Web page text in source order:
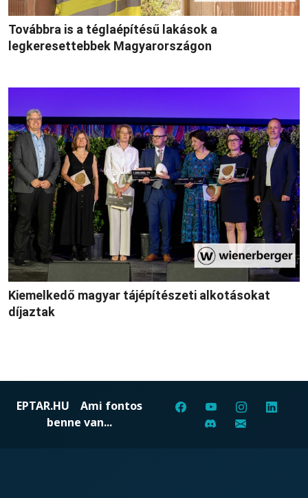
Továbbra is a téglaépítésű lakások a
legkeresettebbek Magyarországon
Kiemelkedő magyar tájépítészeti alkotásokat
díjaztak
EPTAR.HU Ami fontos
benne van...